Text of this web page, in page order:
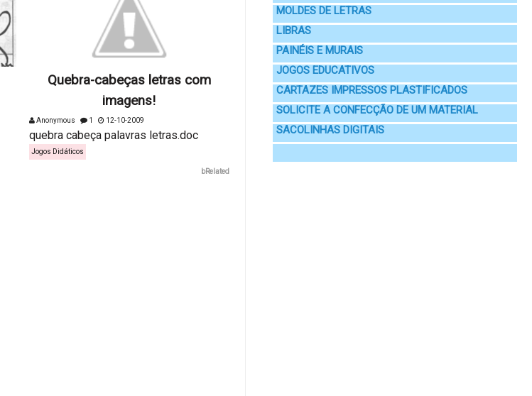
Quebra-cabeças letras com
imagens!
Anonymous 1 12-10-2009
quebra cabeça palavras letras.doc
Jogos Didáticos
bRelated
MOLDES DE LETRAS
LIBRAS
PAINÉIS E MURAIS
JOGOS EDUCATIVOS
CARTAZES IMPRESSOS PLASTIFICADOS
SOLICITE A CONFECÇÃO DE UM MATERIAL
SACOLINHAS DIGITAIS